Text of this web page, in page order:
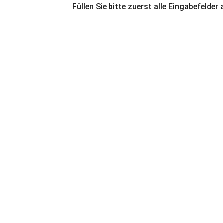
Füllen Sie bitte zuerst alle Eingabefelder